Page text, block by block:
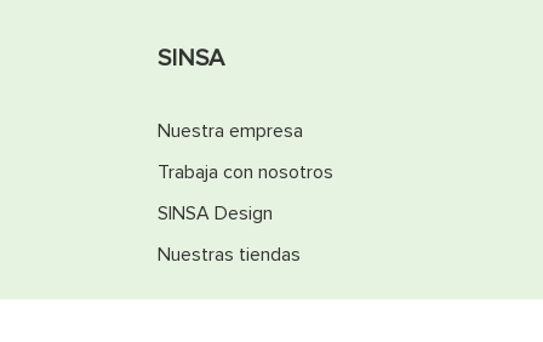
SINSA
Nuestra empresa
Trabaja con nosotros
SINSA Design
Nuestras tiendas